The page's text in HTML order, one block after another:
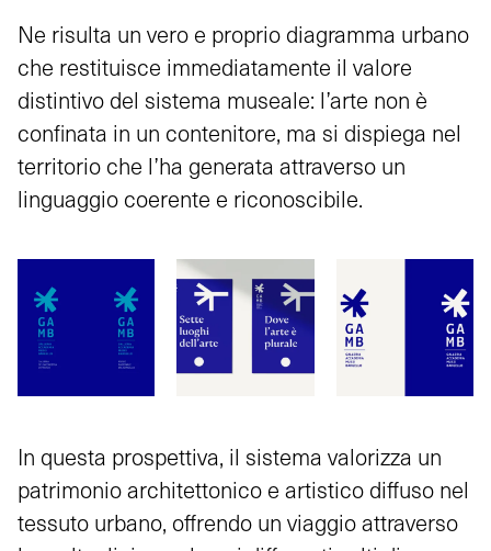
Ne risulta un vero e proprio diagramma urbano
che restituisce immediatamente il valore
distintivo del sistema museale: l’arte non è
confinata in un contenitore, ma si dispiega nel
territorio che l’ha generata attraverso un
linguaggio coerente e riconoscibile.
In questa prospettiva, il sistema valorizza un
patrimonio architettonico e artistico diffuso nel
tessuto urbano, offrendo un viaggio attraverso